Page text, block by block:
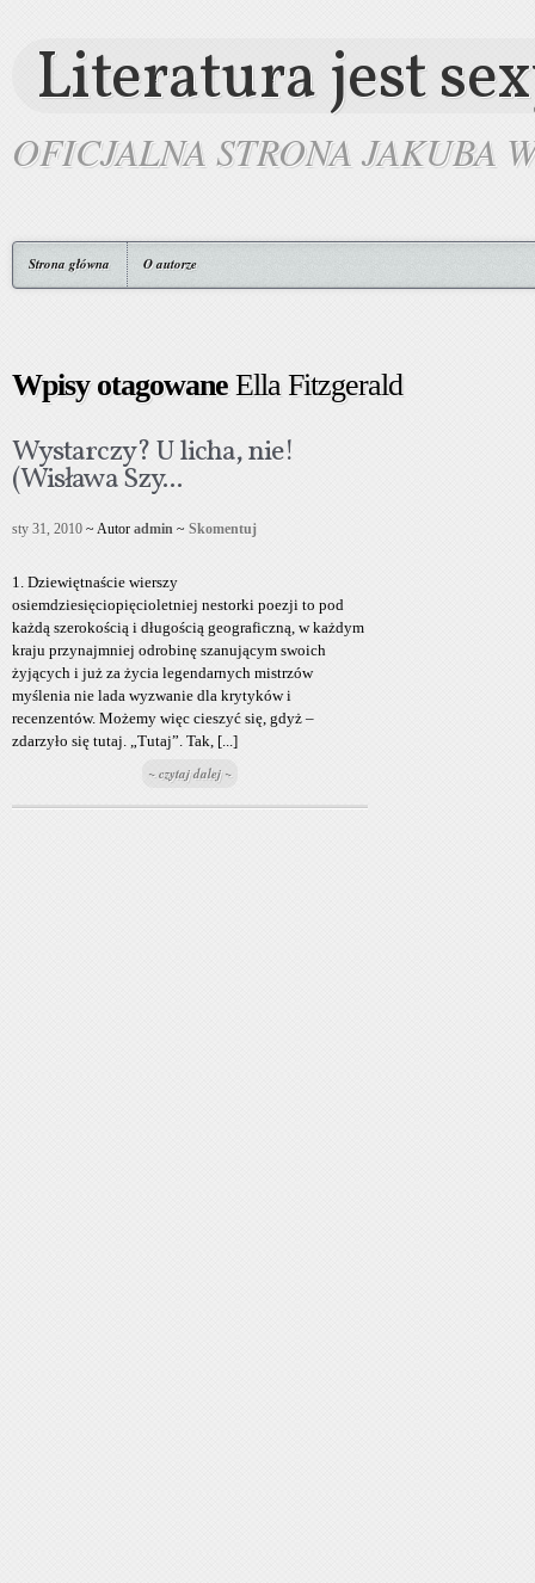
Literatura jest
OFICJALNA STRONA JAKUBA
Strona główna O autorze
Wpisy otagowaneElla Fitzgerald
Wystarczy? U licha, nie!
(Wisława Szy...
sty 31, 2010 ~ Autor admin ~ Skomentuj
1. Dziewiętnaście wierszy
osiemdziesięciopięcioletniej nestorki poezji to pod
każdą szerokością i długością geograficzną, w każdym
kraju przynajmniej odrobinę szanującym swoich
żyjących i już za życia legendarnych mistrzów
myślenia nie lada wyzwanie dla krytyków i
recenzentów. Możemy więc cieszyć się, gdyż –
zdarzyło się tutaj. „Tutaj”. Tak, [...]
~ czytaj dalej ~